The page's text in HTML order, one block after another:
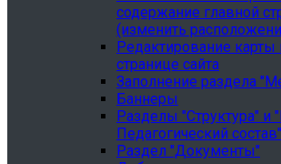
содержание главной
(изменить
Редактирование карты
странице сайта
Заполнение раздела
Баннеры
Разделы "Структура" и
Педагогический состав"
Раздел "Документы"